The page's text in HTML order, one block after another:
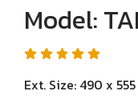
Model:
Ext. Size: 490 x